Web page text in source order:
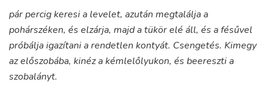
pár percig keresi a levelet, azután megtalálja a
pohárszéken, és elzárja, majd a tükör elé áll, és a fésűvel
próbálja igazítani a rendetlen kontyát. Csengetés. Kimegy
az előszobába, kinéz a kémlelőlyukon, és beereszti a
szobalányt.